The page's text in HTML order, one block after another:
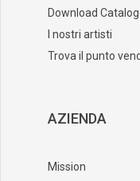
Download
I nostri artisti
Trova il punto
AZIENDA
Mission